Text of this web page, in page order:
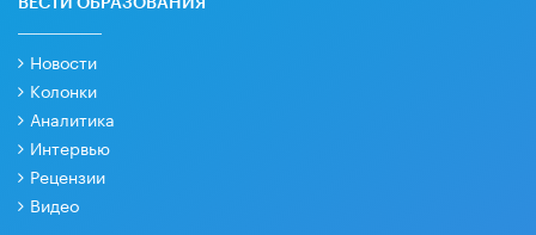
ВЕСТИ ОБРАЗОВАНИЯ
Новости
Колонки
Аналитика
Интервью
Рецензии
Видео